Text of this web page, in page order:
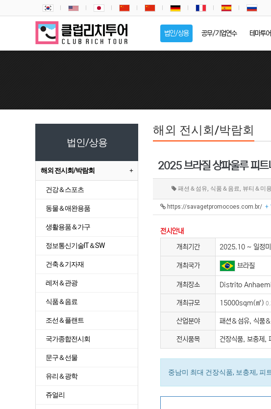
법인/상용 공무/기업연수 테마투어
해외 전시회/박람회
2025 브라질 상파울루 피
패션＆섬유, 식품＆음료, 뷰티＆미
https://savagetpromocoes.com.br/ +
전시안내
개최기간
2025.10 ~ 일정
개최국가 브라질
개최장소 Distrito
개최규모 15000sqm(㎡)
산업분야 패션＆섬유, 식품
전시품목 건장식품, 보충제,
중남미 최대 건장식품, 보충제, 피
법인/상용
해외 전시회/박람회
건강＆스포츠
동물＆애완용품
생활용품＆가구
정보통신기술IT＆SW
건축＆기자재
레저＆관광
식품＆음료
조선＆플랜트
국가종합전시회
문구＆선물
유리＆광학
쥬얼리